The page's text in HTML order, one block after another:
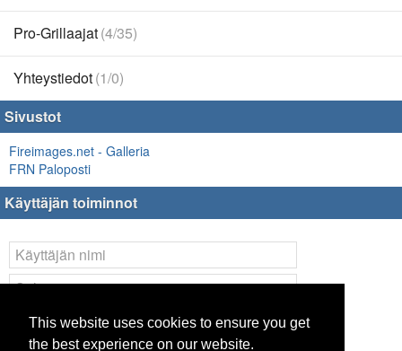
This website uses cookies to ensure you get
the best experience on our website.
Pro-Grillaajat(4/35)
Yhteystiedot(1/0)
Sivustot
Fireimages.net - Galleria
FRN Paloposti
Käyttäjän toiminnot
Kirjaudu